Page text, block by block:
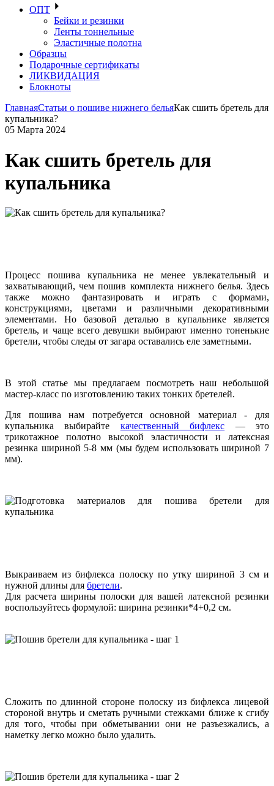
ОПТ
Бейки и резинки
Ленты тоннельные
Эластичные полотна
Образцы
Подарочные сертификаты
ЛИКВИДАЦИЯ
Блокноты
ГлавнаяСтатьи о пошиве нижнего бельяКак сшить бретель для
купальника?
05 Марта 2024
Как сшить бретель для
купальника
Процесс пошива купальника не менее увлекательный и
захватывающий, чем пошив комплекта нижнего белья. Здесь
также можно фантазировать и играть с формами,
конструкциями, цветами и различными декоративными
элементами. Но базовой деталью в купальнике является
бретель, и чаще всего девушки выбирают именно тоненькие
бретели, чтобы следы от загара оставались еле заметными.
В этой статье мы предлагаем посмотреть наш небольшой
мастер-класс по изготовлению таких тонких бретелей.
Для пошива нам потребуется основной материал - для
купальника выбирайте качественный бифлекс — это
трикотажное полотно высокой эластичности и латексная
резинка шириной 5-8 мм (мы будем использовать шириной 7
мм).
Выкраиваем из бифлекса полоску по утку шириной 3 см и
нужной длины для бретели.
Для расчета ширины полоски для вашей латексной резинки
воспользуйтесь формулой: ширина резинки*4+0,2 см.
Сложить по длинной стороне полоску из бифлекса лицевой
стороной внутрь и сметать ручными стежками ближе к сгибу
для того, чтобы при обметывании они не разъезжались, а
наметку легко можно было удалить.